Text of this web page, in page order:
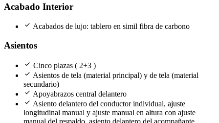
Acabado Interior
check Acabados de lujo: tablero en simil fibra de carbono
Asientos
check Cinco plazas ( 2+3 )
check Asientos de tela (material principal) y de tela (material
secundario)
check Apoyabrazos central delantero
check Asiento delantero del conductor individual, ajuste
longitudinal manual y ajuste manual en altura con ajuste
manual del respaldo, asiento delantero del acompañante